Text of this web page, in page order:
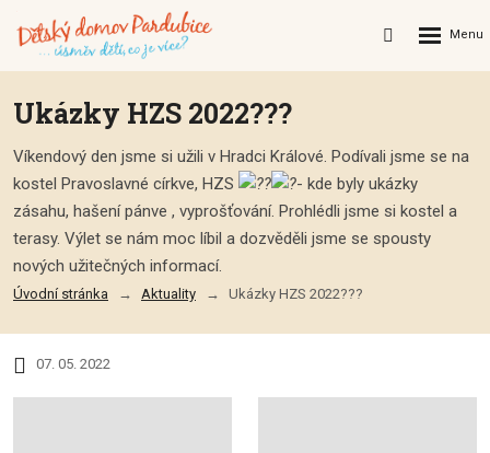
Vyhledávání
Rozbalení
Ukázky HZS 2022?‍??
Víkendový den jsme si užili v Hradci Králové. Podívali jsme se na
kostel Pravoslavné církve, HZS
- kde byly ukázky
zásahu, hašení pánve , vyprošťování. Prohlédli jsme si kostel a
terasy. Výlet se nám moc líbil a dozvěděli jsme se spousty
nových užitečných informací.
Úvodní stránka Aktuality Ukázky HZS 2022?‍??
07. 05. 2022